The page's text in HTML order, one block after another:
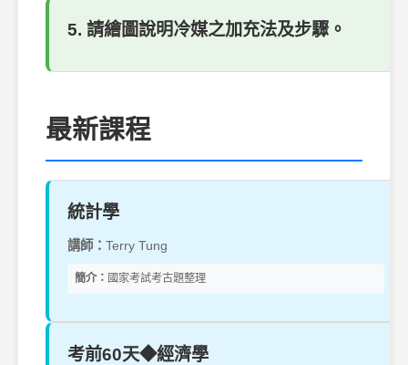
5. 請繪圖說明冷媒之加充法及步驟。
最新課程
統計學
講師： Terry Tung
簡介： 國家考試考古題整理
考前60天◆經濟學